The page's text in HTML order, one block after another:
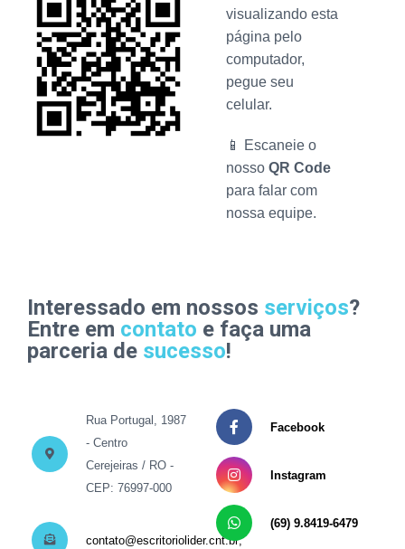
visualizando esta
página pelo
computador,
pegue seu
celular.
📱 Escaneie o
nosso QR Code
para falar com
nossa equipe.
Interessado em nossos serviços?
Entre em contato e faça uma
parceria de sucesso!
Rua Portugal, 1987
- Centro
Cerejeiras / RO -
CEP: 76997-000
contato@escritoriolider.cnt.br;
Facebook
Instagram
(69) 9.8419-6479